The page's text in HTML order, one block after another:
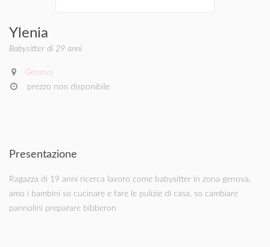
Ylenia
Babysitter di 29 anni
Genova
prezzo non disponibile
Presentazione
Ragazza di 19 anni ricerca lavoro come babysitter in zona genova,
amo i bambini so cucinare e fare le pulizie di casa, so cambiare
pannolini preparare bibberon